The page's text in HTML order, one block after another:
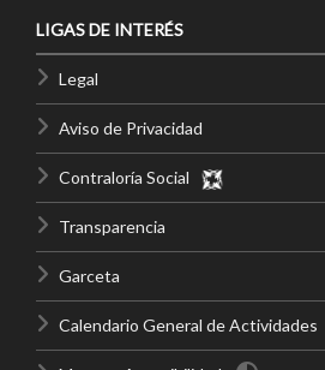
LIGAS DE INTERÉS
Legal
Aviso de Privacidad
Contraloría Social
Transparencia
Garceta
Calendario General de Actividades